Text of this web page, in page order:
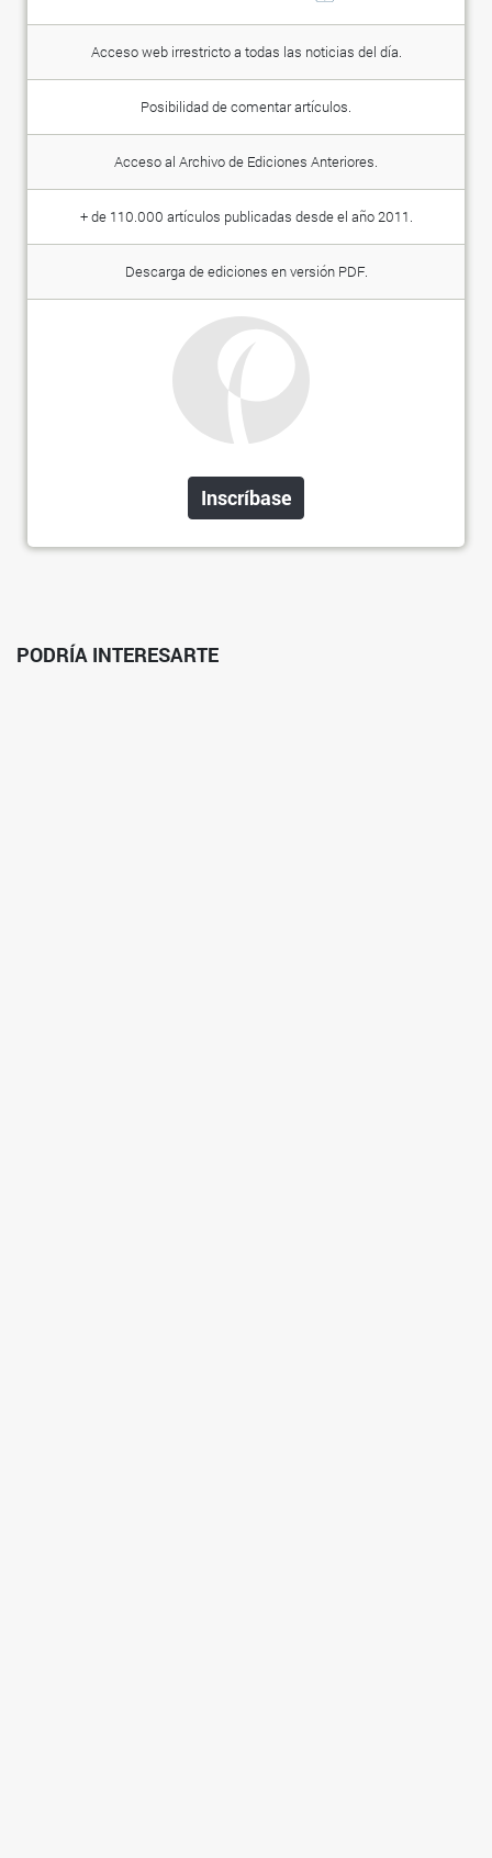
Acceso web irrestricto a todas las noticias del día.
Posibilidad de comentar artículos.
Acceso al Archivo de Ediciones Anteriores.
+ de 110.000 artículos publicadas desde el año 2011.
Descarga de ediciones en versión PDF.
Inscríbase
PODRÍA INTERESARTE